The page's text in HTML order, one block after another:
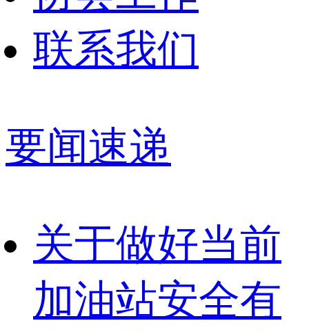
联系我们
要闻速递
关于做好当前
加油站安全有